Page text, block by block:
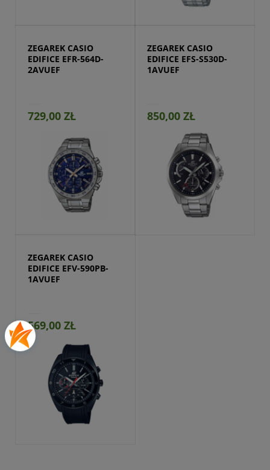
ZEGAREK CASIO
EDIFICE EFR-564D-
2AVUEF
729,00 ZŁ
ZEGAREK CASIO
EDIFICE EFS-S530D-
1AVUEF
850,00 ZŁ
ZEGAREK CASIO
EDIFICE EFV-590PB-
1AVUEF
569,00 ZŁ